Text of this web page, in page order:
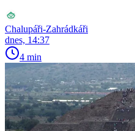
Chalupáři-Zahrádkáři
dnes, 14:37
4 min